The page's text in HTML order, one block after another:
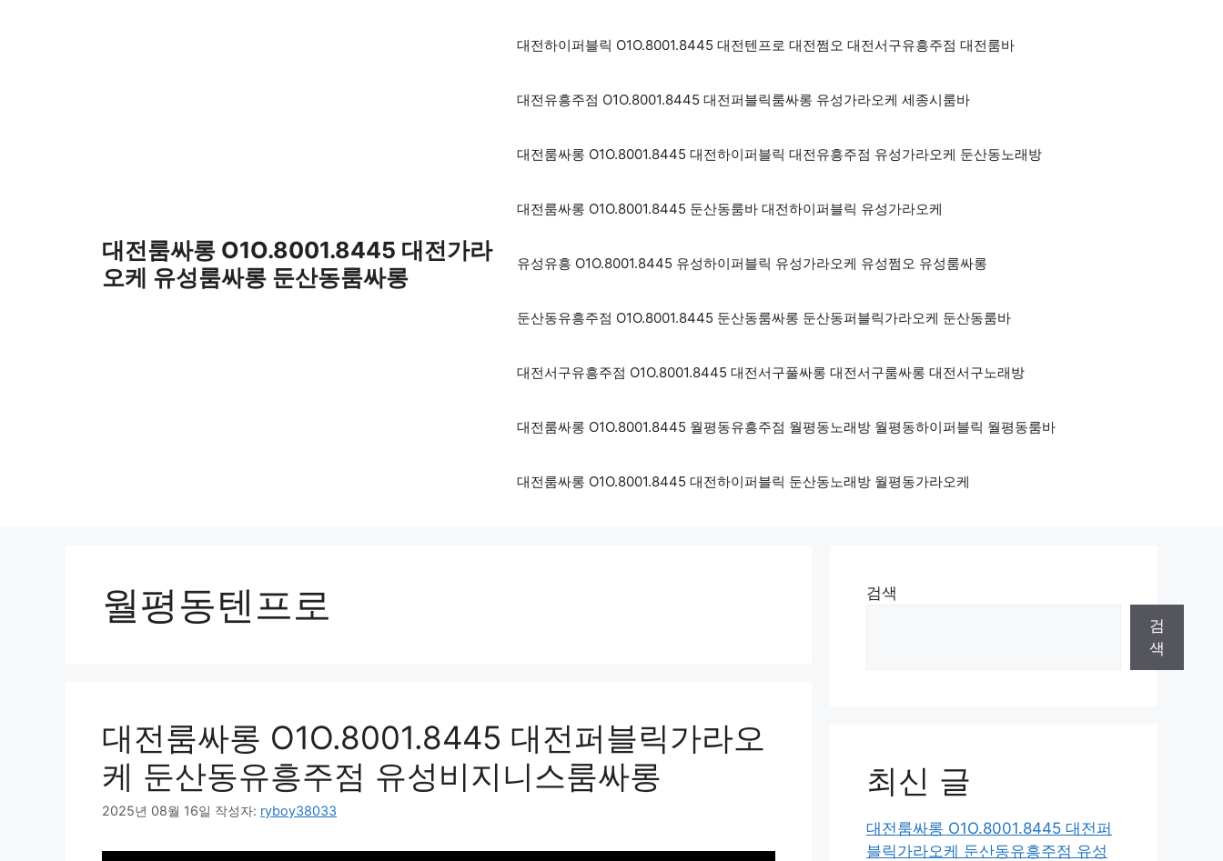
대전룸싸롱 O1O.8001.8445 대전가라
오케 유성룸싸롱 둔산동룸싸롱
대전하이퍼블릭 O1O.8001.8445 대전텐프로 대전쩜오 대전서구유흥주점 대전룸바
대전유흥주점 O1O.8001.8445 대전퍼블릭룸싸롱 유성가라오케 세종시룸바
대전룸싸롱 O1O.8001.8445 대전하이퍼블릭 대전유흥주점 유성가라오케 둔산동노래방
대전룸싸롱 O1O.8001.8445 둔산동룸바 대전하이퍼블릭 유성가라오케
유성유흥 O1O.8001.8445 유성하이퍼블릭 유성가라오케 유성쩜오 유성룸싸롱
둔산동유흥주점 O1O.8001.8445 둔산동룸싸롱 둔산동퍼블릭가라오케 둔산동룸바
대전서구유흥주점 O1O.8001.8445 대전서구풀싸롱 대전서구룸싸롱 대전서구노래방
대전룸싸롱 O1O.8001.8445 월평동유흥주점 월평동노래방 월평동하이퍼블릭 월평동룸바
대전룸싸롱 O1O.8001.8445 대전하이퍼블릭 둔산동노래방 월평동가라오케
월평동텐프로
대전룸싸롱 O1O.8001.8445 대전퍼블릭가라오
케 둔산동유흥주점 유성비지니스룸싸롱
2025년 08월 16일 작성자: ryboy38033
검색
검
색
최신 글
대전룸싸롱 O1O.8001.8445 대전퍼
블릭가라오케 둔산동유흥주점 유성